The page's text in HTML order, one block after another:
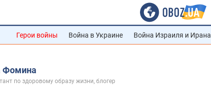
Герои войны Война в Украине Война Израиля и Ирана
Фомина
по здоровому образу жизни, блогер